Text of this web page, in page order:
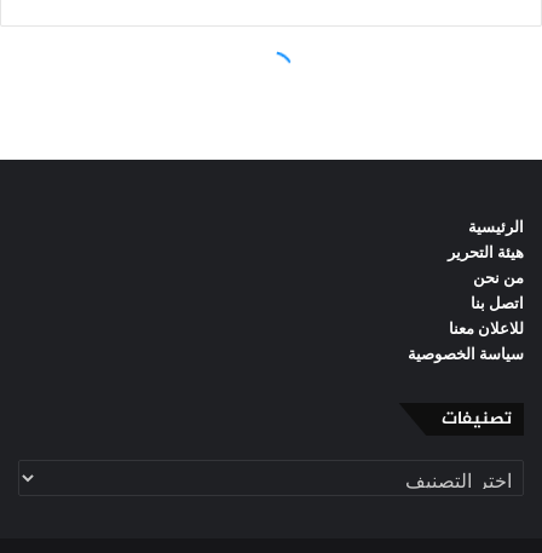
الرئيسية
هيئة التحرير
من نحن
اتصل بنا
للاعلان معنا
سياسة الخصوصية
تصنيفات
تصنيفات